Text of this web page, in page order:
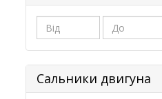
Сальники двигуна